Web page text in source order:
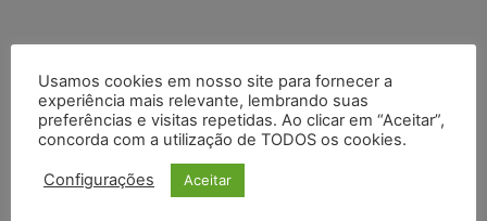
Usamos cookies em nosso site para fornecer a
experiência mais relevante, lembrando suas
preferências e visitas repetidas. Ao clicar em “Aceitar”,
concorda com a utilização de TODOS os cookies.
Configurações Aceitar